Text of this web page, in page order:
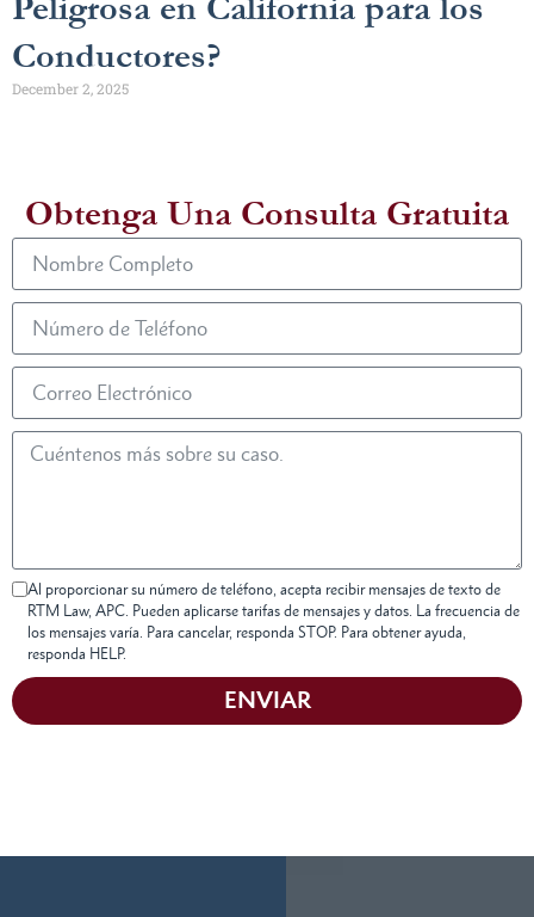
Conductores?
December 2, 2025
Obtenga Una Consulta Gratuita
Al proporcionar su número de teléfono, acepta recibir mensajes de texto de
RTM Law, APC. Pueden aplicarse tarifas de mensajes y datos. La frecuencia de
los mensajes varía. Para cancelar, responda STOP. Para obtener ayuda,
responda HELP.
ENVIAR